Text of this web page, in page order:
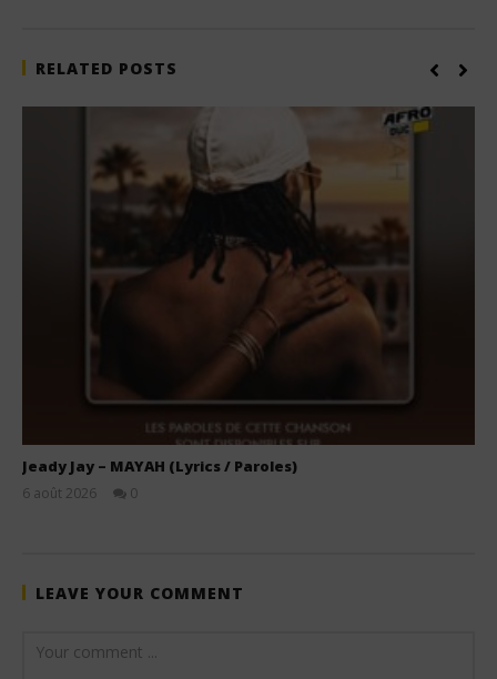
RELATED POSTS
Jeady Jay – MAYAH (Lyrics / Paroles)
6 août 2026
0
LEAVE YOUR COMMENT